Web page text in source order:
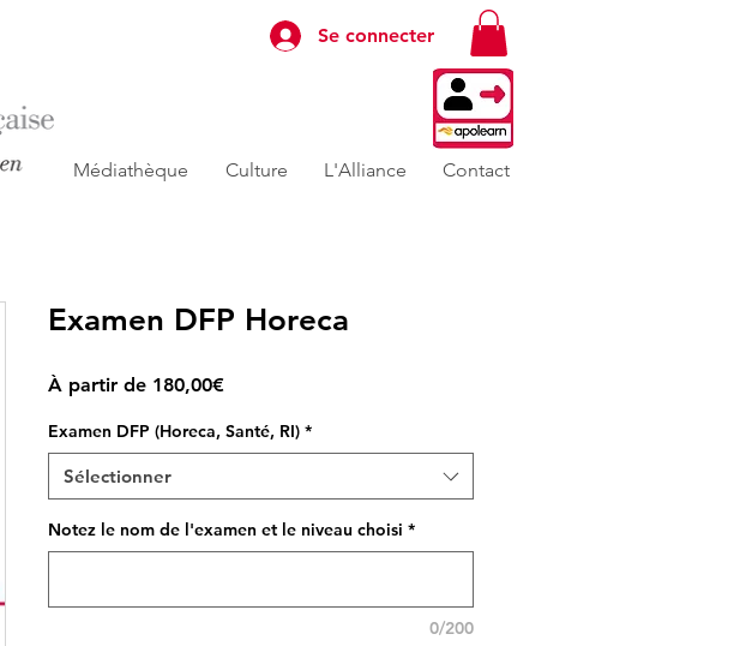
Se connecter
Médiathèque Culture L'Alliance Contact
Examen DFP Horeca
À partir de 180,00€Prix
Examen DFP (Horeca, Santé, RI) *
Sélectionner
Notez le nom de l'examen et le niveau choisi *
0/200